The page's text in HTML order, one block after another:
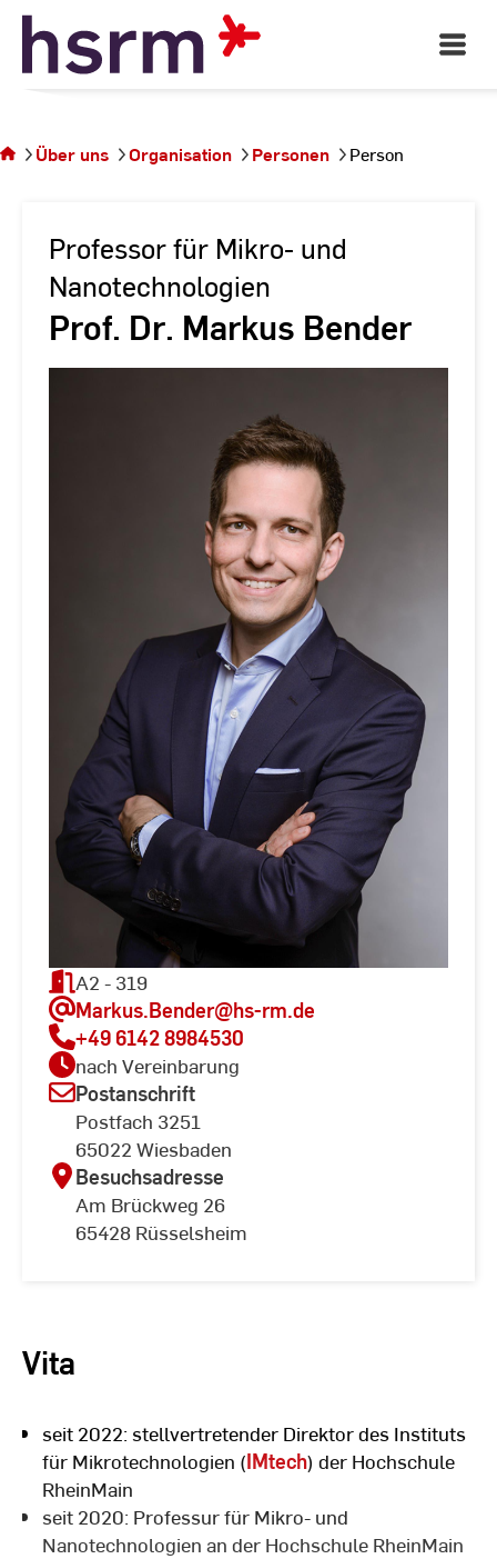
Skip
Content
Open
Main
sich auf
der
Über uns Organisation Personen Person
Professor für Mikro- und
Nanotechnologien
Prof. Dr. Markus Bender
A2 - 319
Markus.Bender@hs-rm.de
+49 6142 8984530
nach Vereinbarung
Postanschrift
Postfach 3251
65022 Wiesbaden
Besuchsadresse
Am Brückweg 26
65428 Rüsselsheim
Vita
seit 2022: stellvertretender Direktor des Instituts
für Mikrotechnologien (IMtech) der Hochschule
RheinMain
seit 2020: Professur für Mikro- und
Nanotechnologien an der Hochschule RheinMain